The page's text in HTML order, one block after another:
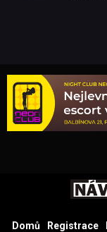
Domů Registrace